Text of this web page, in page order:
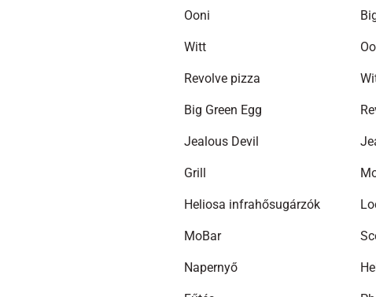
Ooni
Witt
Revolve pizza
Big Green Egg
Jealous Devil
Grill
Heliosa infrahősugárzók
MoBar
Napernyő